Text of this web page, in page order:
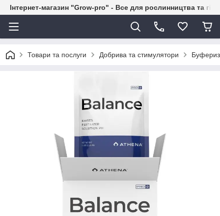
Інтернет-магазин "Grow-pro" - Все для рослинництва та
Товари та послуги Добрива та стимулятори